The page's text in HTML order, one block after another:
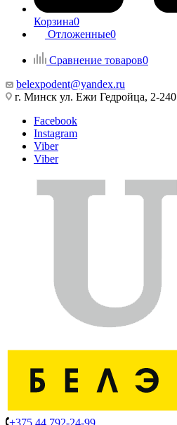
Корзина0
Отложенные0
Сравнение товаров0
belexpodent@yandex.ru
г. Минск ул. Ежи Гедройца, 2-240
Facebook
Instagram
Viber
Viber
+375 44 792-24-99